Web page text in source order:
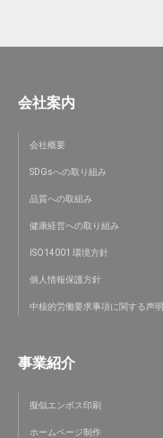
会社案内
会社概要
SDGsへの取り組み
品質への取組み
健康経営への取り組み
ISO14001 環境方針
個人情報保護方針
中核的労働要求事項に関する声明
事業紹介
擬似エンボス印刷
ホームページ制作